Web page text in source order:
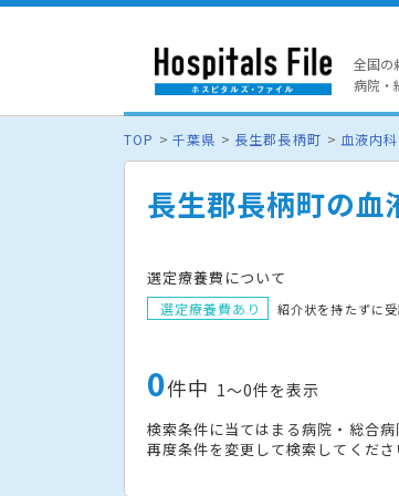
全国の
病院・
TOP 千葉県 長生郡長柄町 血液内科
長生郡長柄町の血
選定療養費について
選定療養費あり
紹介状を持たずに
0件中 1〜0件を表示
検索条件に当てはまる病院・総合病
再度条件を変更して検索してくださ